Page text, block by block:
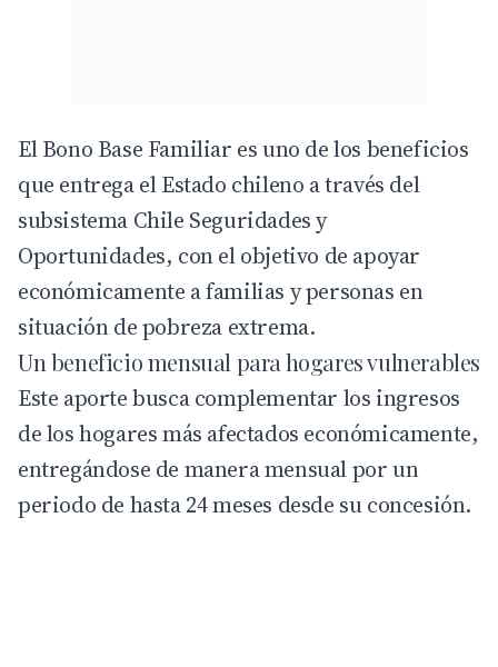
El Bono Base Familiar es uno de los beneficios
que entrega el Estado chileno a través del
subsistema Chile Seguridades y
Oportunidades, con el objetivo de apoyar
económicamente a familias y personas en
situación de pobreza extrema.
Un beneficio mensual para hogares vulnerables
Este aporte busca complementar los ingresos
de los hogares más afectados económicamente,
entregándose de manera mensual por un
periodo de hasta 24 meses desde su concesión.